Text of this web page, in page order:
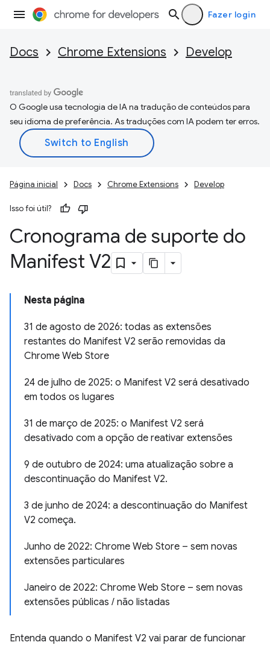
Fazer login
Docs Chrome Extensions Develop
O Google usa tecnologia de IA na tradução de conteúdos para
seu idioma de preferência. As traduções com IA podem ter erros.
Página inicial Docs Chrome Extensions Develop
Isso foi útil?
Cronograma de suporte do
Manifest V2
Nesta página
31 de agosto de 2026: todas as extensões
restantes do Manifest V2 serão removidas da
Chrome Web Store
24 de julho de 2025: o Manifest V2 será desativado
em todos os lugares
31 de março de 2025: o Manifest V2 será
desativado com a opção de reativar extensões
9 de outubro de 2024: uma atualização sobre a
descontinuação do Manifest V2.
3 de junho de 2024: a descontinuação do Manifest
V2 começa.
Junho de 2022: Chrome Web Store – sem novas
extensões particulares
Janeiro de 2022: Chrome Web Store – sem novas
extensões públicas / não listadas
Entenda quando o Manifest V2 vai parar de funcionar